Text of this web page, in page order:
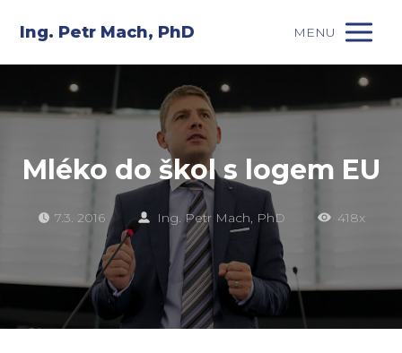
Ing. Petr Mach, PhD MENU
Mléko do škol s logem EU
7.3. 2016 Ing. Petr Mach, PhD 418x